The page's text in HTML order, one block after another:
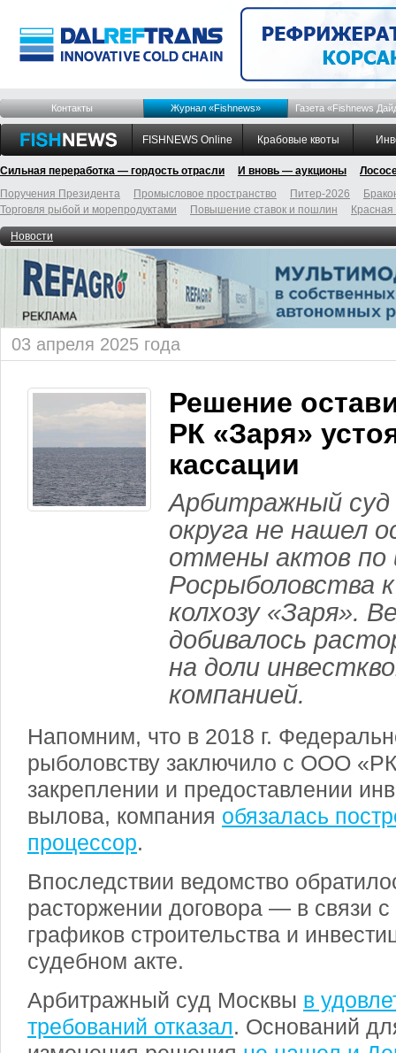
Контакты Журнал «Fishnews» Газета «Fishnews
FISHNEWS Online Крабовые квоты
Сильная переработка — гордость отрасли И вновь — аукционы
Поручения Президента
Промысловое пространство Питер-2026
Торговля рыбой и морепродуктами
Повышение ставок и пошлин
Новости
03 апреля 2025 года
Решение
РК «Заря»
кассации
Арбитражный суд
округа не нашел
отмены актов по
Росрыболовства
колхозу «Заря».
добивалось
на доли
компанией.
Напомним, что в 2018 г.
рыболовству заключило с ООО
закреплении и предоставлении
вылова, компания обязалась
процессор.
Впоследствии ведомство
расторжении договора — в связи
графиков строительства и
судебном акте.
Арбитражный суд Москвы в
требований отказал. Оснований